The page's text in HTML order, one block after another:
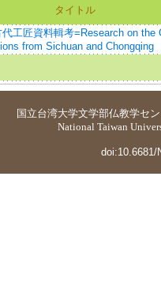
タイトル
工匠資料輯考=Research on the
from Sichuan and Chongqing
国立台湾大学文学部仏教学セ
National Taiwan
doi:10.6681/